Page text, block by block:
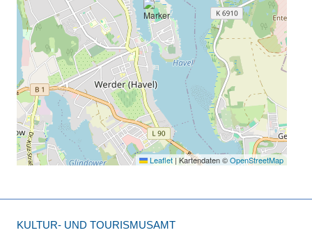
Leaflet |Kartendaten ©OpenStreetMap
KULTUR- UND TOURISMUSAMT